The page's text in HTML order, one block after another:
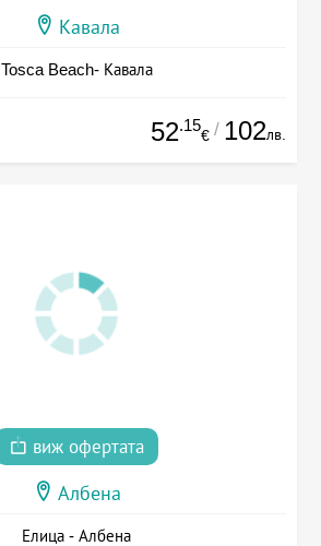
Кавала
Tosca Beach- Кавала
52.15
€ / 102лв.
виж офертата
Албена
Елица - Албена